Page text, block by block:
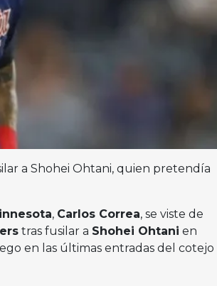
a Shohei Ohtani, quien pretendía
, Carlos Correa, se viste de
tras fusilar a Shohei Ohtani en
en las últimas entradas del cotejo